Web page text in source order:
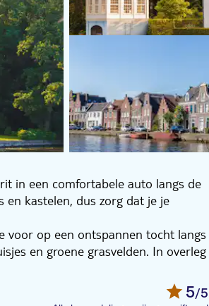
in een comfortabele auto langs de
en kastelen, dus zorg dat je je
voor op een ontspannen tocht langs
en groene grasvelden. In overleg
te bezoeken, of voor een
in een uitstekend restaurant
5/5